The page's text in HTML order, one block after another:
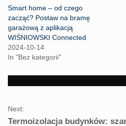
s
i
n
n
e
w
w
i
n
w
s
i
n
e
i
o
)
Smart home – od czego
zacząć? Postaw na bramę
garażową z aplikacją
WIŚNIOWSKI Connected
2024-10-14
In "Bez kategorii"
PORTFOLIO
NAVIGATION
Next:
Termoizolacja budynków: